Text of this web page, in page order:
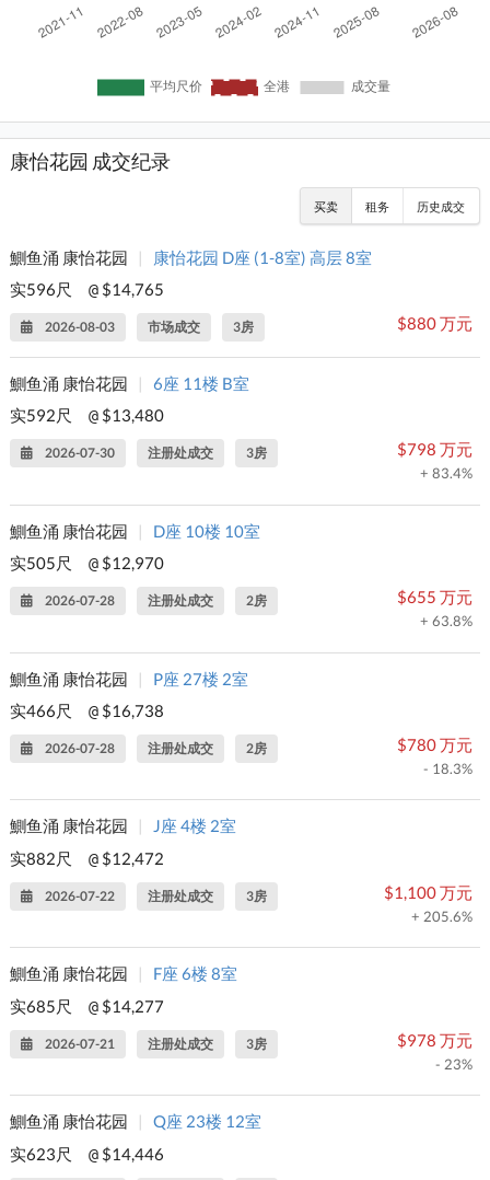
康怡花园 成交纪录
买卖 租务 历史成交
鰂鱼涌 康怡花园 |
康怡花园 D座 (1-8室) 高层 8室
实596尺
@ $14,765
2026-08-03 市场成交 3房 $880 万元
鰂鱼涌 康怡花园 |
6座 11楼 B室
实592尺
@ $13,480
2026-07-30 注册处成交 3房 $798 万元
+ 83.4%
鰂鱼涌 康怡花园 |
D座 10楼 10室
实505尺
@ $12,970
2026-07-28 注册处成交 2房 $655 万元
+ 63.8%
鰂鱼涌 康怡花园 |
P座 27楼 2室
实466尺
@ $16,738
2026-07-28 注册处成交 2房 $780 万元
- 18.3%
鰂鱼涌 康怡花园
J座 4楼 2室
实882尺
@ $12,472
2026-07-22 注册处成交 3房 $1,100 万元
+ 205.6%
鰂鱼涌 康怡花园
F座 6楼 8室
实685尺
@ $14,277
2026-07-21 注册处成交 3房 $978 万元
- 23%
鰂鱼涌 康怡花园 |
Q座 23楼 12室
实623尺
@ $14,446